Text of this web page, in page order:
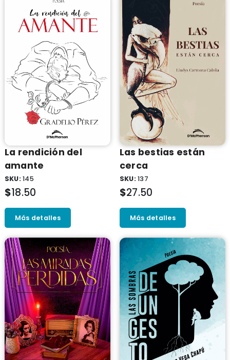
La rendición del
amante
SKU:145
$18.50
Más detalles
Las bestias están
cerca
SKU:137
$27.50
Más detalles